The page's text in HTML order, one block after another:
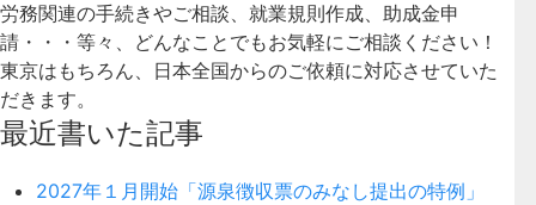
労務関連の手続きやご相談、就業規則作成、助成金申
請・・・等々、どんなことでもお気軽にご相談ください！
東京はもちろん、日本全国からのご依頼に対応させていた
だきます。
最近書いた記事
2027年１月開始「源泉徴収票のみなし提出の特例」